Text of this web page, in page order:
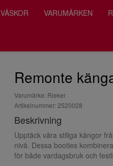
VÄSKOR VARUMÄRKEN
Remonte
Varumärke: Rieker
Artikelnummer: 2520028
Beskrivning
Upptäck våra stiliga kängor
nivå. Dessa booties
för både vardagsbruk och